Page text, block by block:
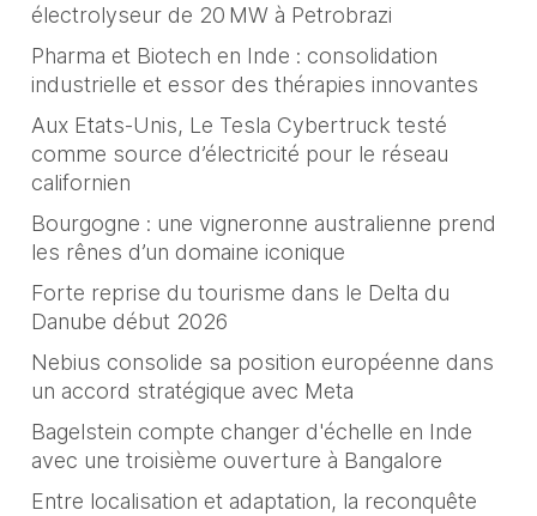
électrolyseur de 20 MW à Petrobrazi
Pharma et Biotech en Inde : consolidation
industrielle et essor des thérapies innovantes
Aux Etats-Unis, Le Tesla Cybertruck testé
comme source d’électricité pour le réseau
californien
Bourgogne : une vigneronne australienne prend
les rênes d’un domaine iconique
Forte reprise du tourisme dans le Delta du
Danube début 2026
Nebius consolide sa position européenne dans
un accord stratégique avec Meta
Bagelstein compte changer d'échelle en Inde
avec une troisième ouverture à Bangalore
Entre localisation et adaptation, la reconquête